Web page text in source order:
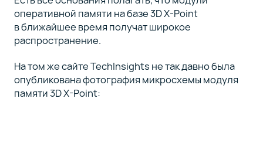
оперативной памяти на базе 3D X-Point
в ближайшее время получат широкое
распространение.
На том же сайте TechInsights не так давно была
опубликована фотография микросхемы модуля
памяти 3D X-Point: